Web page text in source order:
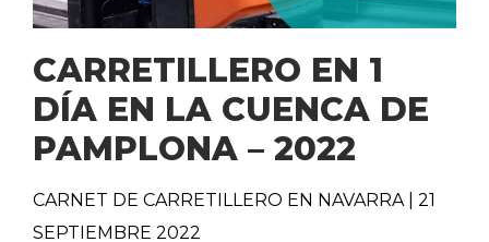
CARRETILLERO EN 1
DÍA EN LA CUENCA DE
PAMPLONA – 2022
CARNET DE CARRETILLERO EN NAVARRA | 21
SEPTIEMBRE 2022